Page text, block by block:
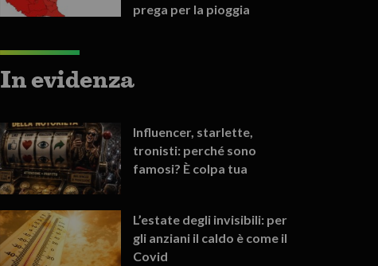
prega per la pioggia
In evidenza
Influencer, starlette,
tronisti: perché sono
famosi? È colpa tua
L’estate degli invisibili: per
gli anziani il caldo è come il
Covid